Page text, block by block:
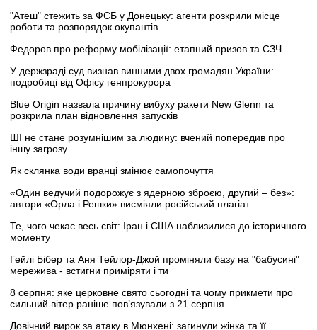
"Атеш" стежить за ФСБ у Донецьку: агенти розкрили місце
роботи та розпорядок окупантів
Федоров про реформу мобілізації: етапний призов та СЗЧ
У держзраді суд визнав винними двох громадян України:
подробиці від Офісу генпрокурора
Blue Origin назвала причину вибуху ракети New Glenn та
розкрила план відновлення запусків
ШІ не стане розумнішим за людину: вчений попередив про
іншу загрозу
Як склянка води вранці змінює самопочуття
«Один ведучий подорожує з ядерною зброєю, другий – без»:
автори «Орла і Решки» висміяли російський плагіат
Те, чого чекає весь світ: Іран і США наблизилися до історичного
моменту
Гейлі Бібер та Аня Тейлор-Джой проміняли базу на "бабусині"
мережива - встигни приміряти і ти
8 серпня: яке церковне свято сьогодні та чому прикмети про
сильний вітер раніше пов’язували з 21 серпня
Довічний вирок за атаку в Мюнхені: загинули жінка та її